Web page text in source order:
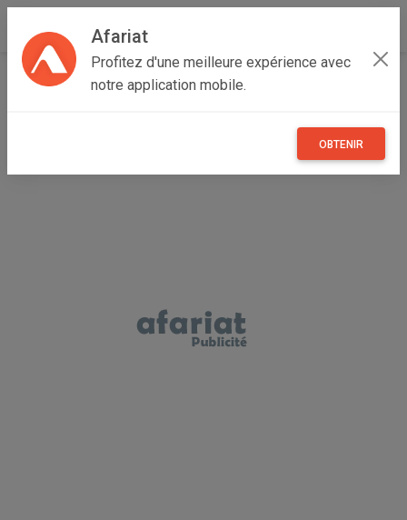
Afariat
Profitez d'une meilleure expérience avec
notre application mobile.
OBTENIR
Accueil Véhicules Grand Tunis